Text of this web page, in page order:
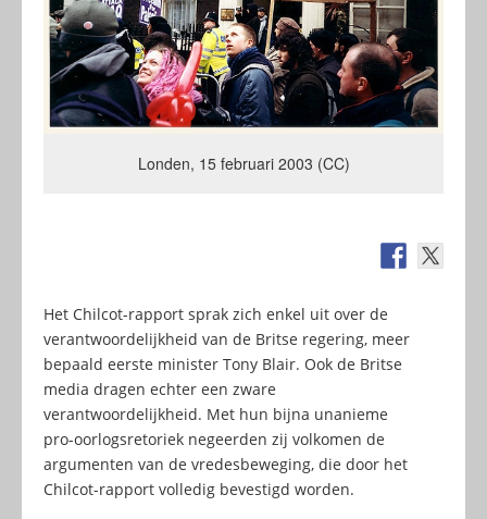
Londen, 15 februari 2003 (CC)
Het Chilcot-rapport sprak zich enkel uit over de
verantwoordelijkheid van de Britse regering, meer
bepaald eerste minister Tony Blair. Ook de Britse
media dragen echter een zware
verantwoordelijkheid. Met hun bijna unanieme
pro-oorlogsretoriek negeerden zij volkomen de
argumenten van de vredesbeweging, die door het
Chilcot-rapport volledig bevestigd worden.